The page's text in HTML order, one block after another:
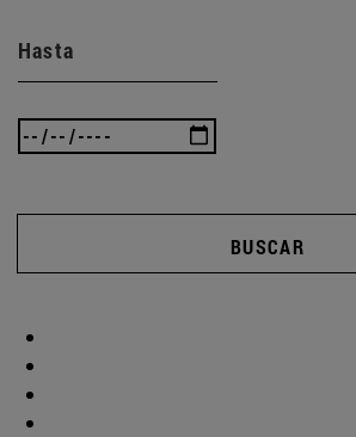
Hasta
BUSCAR